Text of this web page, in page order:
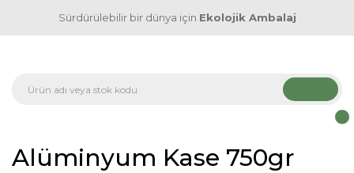
Sürdürülebilir bir dünya için Ekolojik Ambalaj
Alüminyum Kase 750gr